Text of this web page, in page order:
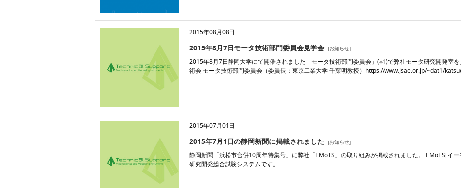
2015年08月08日
2015年8月7日モータ技術部門委員会見学会 [お知らせ]
2015年8月7日静岡大学にて開催されました「モータ技術部門委員会」(※1)で弊社モータ研究開発室
術会 モータ技術部門委員会（委員長：東京工業大学 千葉明教授）https://www.jsae.or.jp/~dat1/
2015年07月01日
2015年7月1日の静岡新聞に掲載されました [お知らせ]
静岡新聞「浜松市合併10周年特集号」に弊社「EMoTS」の取り組みが掲載されました。 EMoTS[イ
研究開発総合試験システムです。